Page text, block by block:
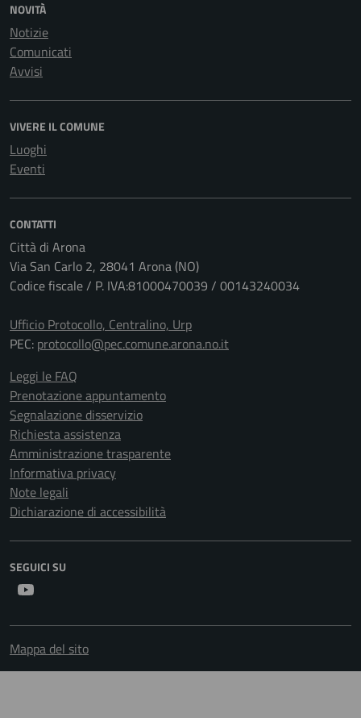
NOVITÀ
Notizie
Comunicati
Avvisi
VIVERE IL COMUNE
Luoghi
Eventi
CONTATTI
Città di Arona
Via San Carlo 2, 28041 Arona (NO)
Codice fiscale / P. IVA:81000470039 / 00143240034
Ufficio Protocollo, Centralino, Urp
PEC: protocollo@pec.comune.arona.no.it
Leggi le FAQ
Prenotazione appuntamento
Segnalazione disservizio
Richiesta assistenza
Amministrazione trasparente
Informativa privacy
Note legali
Dichiarazione di accessibilità
SEGUICI SU
Mappa del sito